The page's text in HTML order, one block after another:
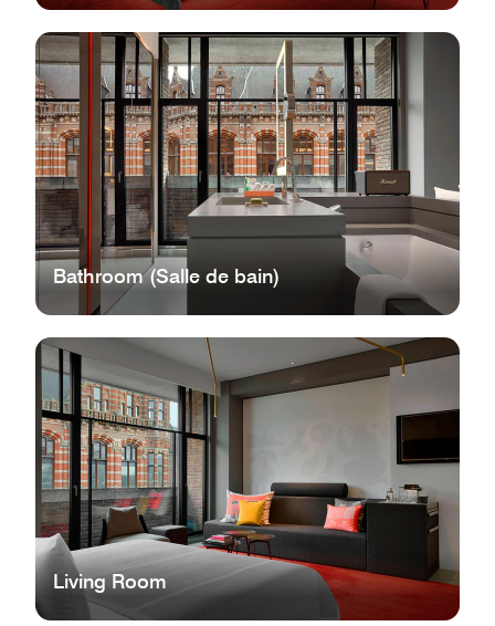
Bathroom (Salle de bain)
Living Room